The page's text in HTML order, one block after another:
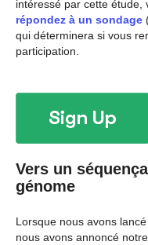
intéressé par cette étude,
répondez à un sondage
qui déterminera si vous
participation.
Vers un
génome
Lorsque nous avons
nous avons annoncé